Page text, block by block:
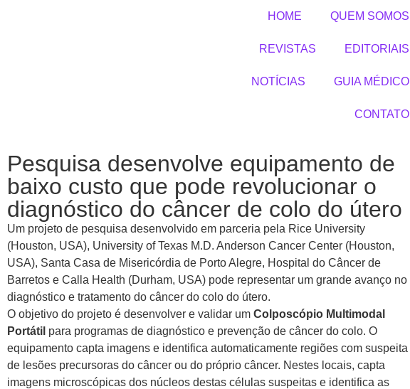
HOME QUEM SOMOS
REVISTAS EDITORIAIS
NOTÍCIAS GUIA MÉDICO
CONTATO
Pesquisa desenvolve equipamento de
baixo custo que pode revolucionar o
diagnóstico do câncer de colo do útero
Um projeto de pesquisa desenvolvido em parceria pela Rice University
(Houston, USA), University of Texas M.D. Anderson Cancer Center (Houston,
USA), Santa Casa de Misericórdia de Porto Alegre, Hospital do Câncer de
Barretos e Calla Health (Durham, USA) pode representar um grande avanço no
diagnóstico e tratamento do câncer do colo do útero.
O objetivo do projeto é desenvolver e validar um Colposcópio Multimodal
Portátil para programas de diagnóstico e prevenção de câncer do colo. O
equipamento capta imagens e identifica automaticamente regiões com suspeita
de lesões precursoras do câncer ou do próprio câncer. Nestes locais, capta
imagens microscópicas dos núcleos destas células suspeitas e identifica as